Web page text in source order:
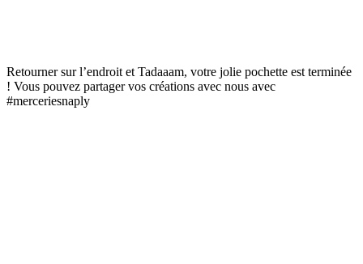
Retourner sur l’endroit et Tadaaam, votre jolie pochette est terminée
! Vous pouvez partager vos créations avec nous avec
#merceriesnaply